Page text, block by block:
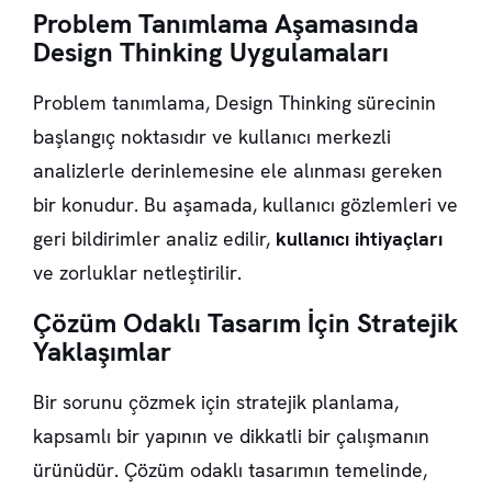
Problem Tanımlama Aşamasında
Design Thinking Uygulamaları
Problem tanımlama, Design Thinking sürecinin
başlangıç noktasıdır ve kullanıcı merkezli
analizlerle derinlemesine ele alınması gereken
bir konudur. Bu aşamada, kullanıcı gözlemleri ve
geri bildirimler analiz edilir, kullanıcı ihtiyaçları
ve zorluklar netleştirilir.
Çözüm Odaklı Tasarım İçin Stratejik
Yaklaşımlar
Bir sorunu çözmek için stratejik planlama,
kapsamlı bir yapının ve dikkatli bir çalışmanın
ürünüdür. Çözüm odaklı tasarımın temelinde,